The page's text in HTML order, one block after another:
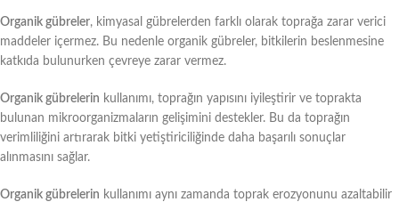
Organik gübreler, kimyasal gübrelerden farklı olarak toprağa zarar verici
maddeler içermez. Bu nedenle organik gübreler, bitkilerin beslenmesine
katkıda bulunurken çevreye zarar vermez.
Organik gübrelerin kullanımı, toprağın yapısını iyileştirir ve toprakta
bulunan mikroorganizmaların gelişimini destekler. Bu da toprağın
verimliliğini artırarak bitki yetiştiriciliğinde daha başarılı sonuçlar
alınmasını sağlar.
Organik gübrelerin kullanımı aynı zamanda toprak erozyonunu azaltabilir